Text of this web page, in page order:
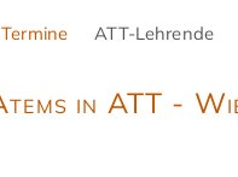
Termine ATT-Lehrende
in ATT -